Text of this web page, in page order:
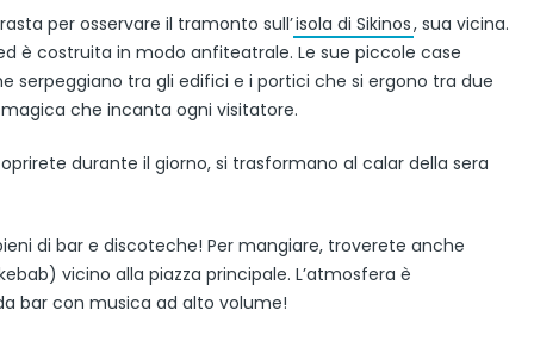
per osservare il tramonto sull’isola di Sikinos, sua vicina.
è costruita in modo anfiteatrale. Le sue piccole case
serpeggiano tra gli edifici e i portici che si ergono tra due
che incanta ogni visitatore.
durante il giorno, si trasformano al calar della sera
di bar e discoteche! Per mangiare, troverete anche
vicino alla piazza principale. L’atmosfera è
bar con musica ad alto volume!